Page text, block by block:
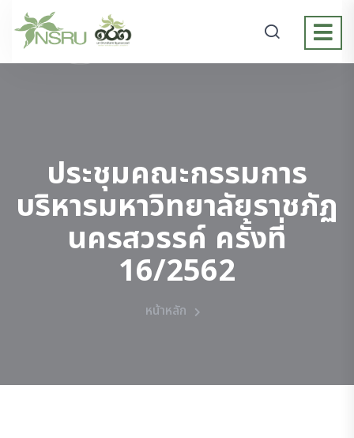
ประชุมคณะกรรมการ
บริหารมหาวิทยาลัยราชภัฏ
นครสวรรค์ ครั้งที่
16/2562
หน้าหลัก